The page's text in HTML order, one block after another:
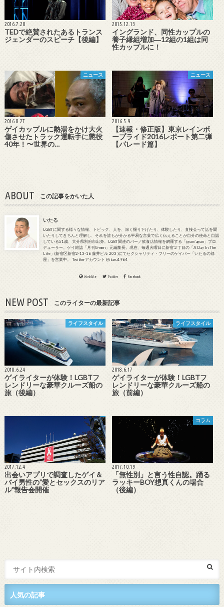
2016.7.20
TEDで絶賛されたあるトランス
ジェンダーのスピーチ【後編】
2015.12.13
イングランド、同性カップルの
養子縁組増加―12組の1組は同
性カップルに！
ニュース
2016.8.27
ゲイカップルに熱湯をかけ大火
傷させたトラック運転手に懲役
40年！〜世界の…
ニュース
2016.5.9
【速報・修正版】東京レインボ
ープライド2016レポート第二弾
【パレード篇】
ABOUT この記事をかいた人
いたる
LGBTに関する様々な情報、トピック、人を、深く掘り下げたり、体験したり、直接会って話を聞
いたりしてきちんと理解し、それを誰もが分かる平易な言葉で広く伝えることが自分の使命と自認
している51歳、大分県別府市出身。LGBT関連のバー／飲食店情報を網羅する「jgcm/agcm」プロ
デューサー。ゲイ雑誌「月刊G-men」元編集長。現在、毎週火曜日に新宿２丁目の「A Day In The
Life」(新宿区新宿2-13-16 藤井ビル 203 )にてセクシャリティ・フリーのゲイバー「いたるの部
屋」を営業中。 Twitterアカウント @itaru1964
WebSite Twitter Facebook
NEW POST このライターの最新記事
ライフスタイル
2018.6.24
ゲイライターが体験！LGBTフ
レンドリーな豪華クルーズ船の
旅（後編）
ライフスタイル
2018.6.17
ゲイライターが体験！LGBTフ
レンドリーな豪華クルーズ船の
旅（前編）
2017.12.4
出会いアプリで調査したゲイ＆
バイ男性の”愛とセックスのリア
ル”報告会開催
コラム
2017.10.19
「無性別」と言う性自認。踊る
ラッキーBOY想真くんの場合
（後編）
人気の記事